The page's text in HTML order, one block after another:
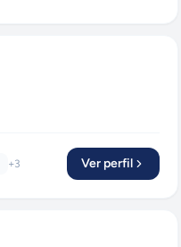
+3 Ver perfil